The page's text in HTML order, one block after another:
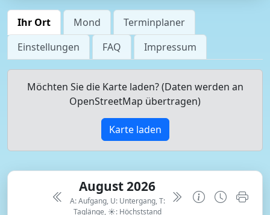
Ihr Ort Mond
Terminplaner
Einstellungen
FAQ Impressum
Möchten Sie die Karte laden? (Daten werden an
OpenStreetMap übertragen)
Karte laden
August 2026
A: Aufgang, U: Untergang, T:
Taglänge, ☀: Höchststand